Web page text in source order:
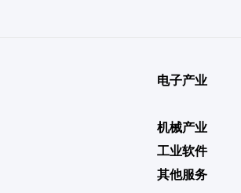
电子产业
机械产业
工业软件
其他服务